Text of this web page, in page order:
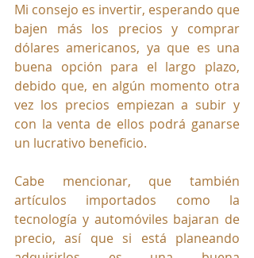
Mi consejo es invertir, esperando que
bajen más los precios y comprar
dólares americanos, ya que es una
buena opción para el largo plazo,
debido que, en algún momento otra
vez los precios empiezan a subir y
con la venta de ellos podrá ganarse
un lucrativo beneficio.
Cabe mencionar, que también
artículos importados como la
tecnología y automóviles bajaran de
precio, así que si está planeando